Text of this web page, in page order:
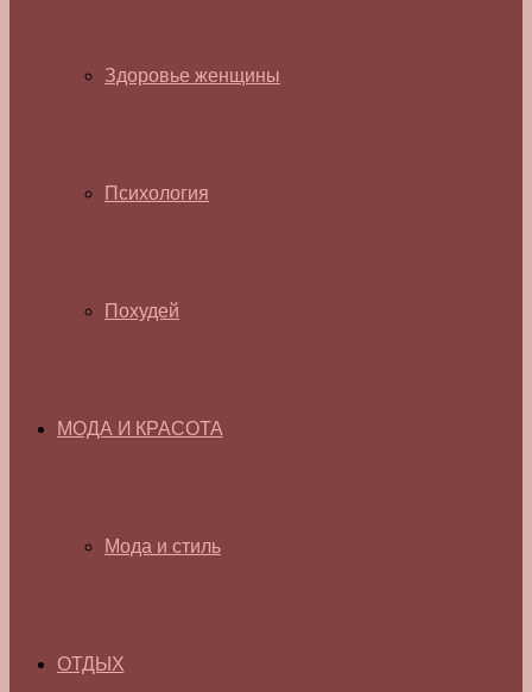
Здоровье женщины
Психология
Похудей
МОДА И КРАСОТА
Мода и стиль
ОТДЫХ